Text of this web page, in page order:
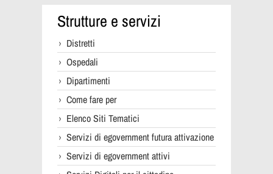
Strutture e servizi
Distretti
Ospedali
Dipartimenti
Come fare per
Elenco Siti Tematici
Servizi di egovernment futura attivazione
Servizi di egovernment attivi